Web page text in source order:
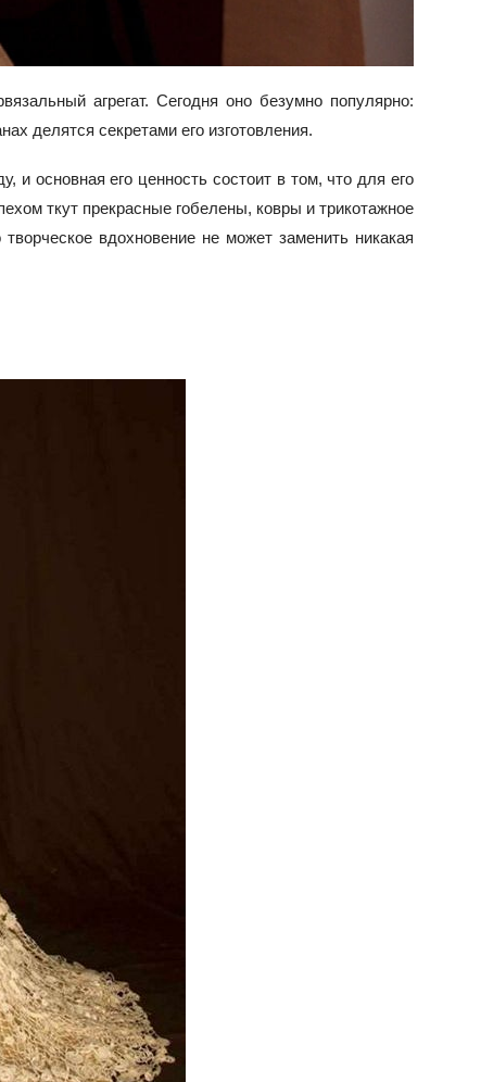
агрегат. Сегодня оно безумно популярно:
делятся секретами его изготовления.
и основная его ценность состоит в том, что для его
ткут прекрасные гобелены, ковры и трикотажное
вдохновение не может заменить никакая